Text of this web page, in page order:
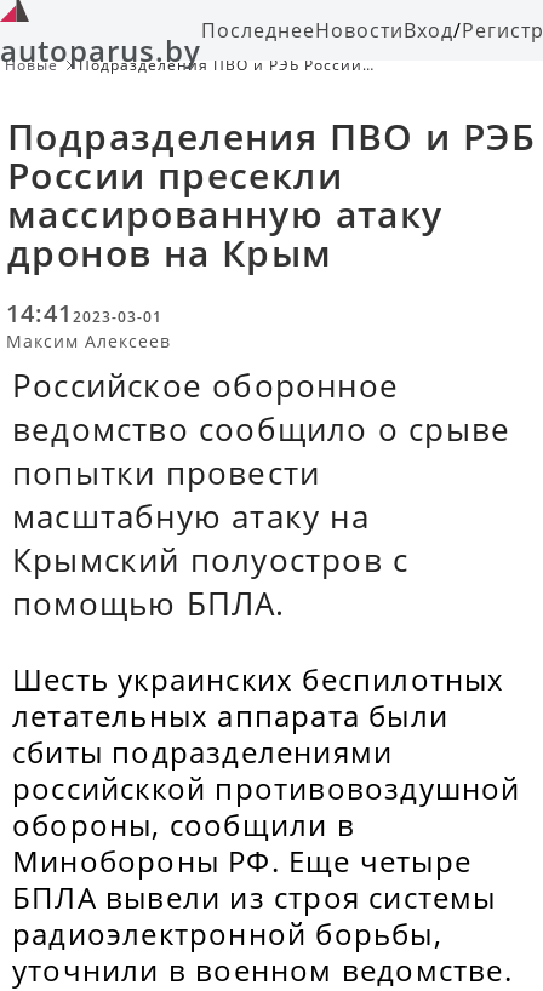
autoparus.byПоследнееНовостиВход/
Новые
Подразделения ПВО и РЭБ России
Подразделения ПВО и РЭБ
России пресекли
массированную атаку
дронов на Крым
14:41 2023-03-01
Максим Алексеев
Российское оборонное
ведомство сообщило о срыве
попытки провести
масштабную атаку на
Крымский полуостров с
помощью БПЛА.
Шесть украинских беспилотных
летательных аппарата были
сбиты подразделениями
российсккой противовоздушной
обороны, сообщили в
Минобороны РФ. Еще четыре
БПЛА вывели из строя системы
радиоэлектронной борьбы,
уточнили в военном ведомстве.